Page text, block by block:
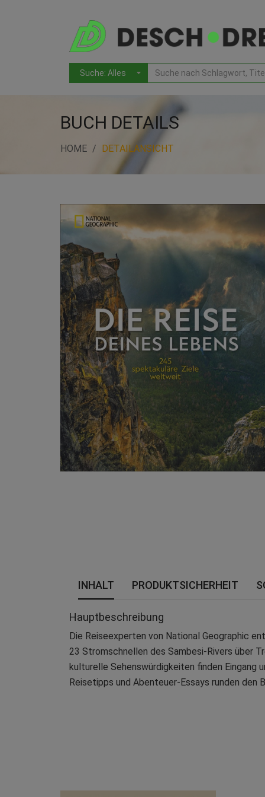
BUCH DETAILS
HOME DETAILANSICHT
INHALT PRODUKTSICHERHEIT
Hauptbeschreibung
Die Reiseexperten von National Geographic
23 Stromschnellen des Sambesi-Rivers über
kulturelle Sehenswürdigkeiten finden
Reisetipps und Abenteuer-Essays runden den